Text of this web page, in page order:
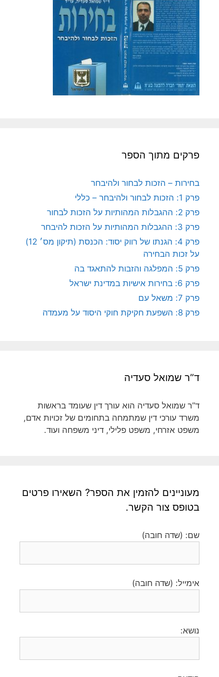
פרקים מתוך הספר
בחירות – הזכות לבחור ולהיבחר
פרק 1: הזכות לבחור ולהיבחר – כללי
פרק 2: ההגבלות המהותיות על הזכות לבחור
פרק 3: ההגבלות המהותיות על הזכות להיבחר
פרק 4: הגנתו של רווק יסוד: הכנסת (תיקון מס׳ 12)
על זכות הבחירה
פרק 5: המפלגה והזבות להתאגד בה
פרק 6: בחירות אישיות במדינת ישראל
פרק 7: משאל עם
פרק 8: השפעת חקיקת חוקי היסוד על מעמדה
ד”ר שמואל סעדיה
ד”ר שמואל סעדיה הוא עורך דין שעומד בראשות
משרד עורכי דין שמתמחה בתחומים של זכויות אדם,
משפט אזרחי, משפט פלילי, דיני משפחה ועוד.
מעוניינים להזמין את הספר? השאירו פרטים
בטופס צור הקשר.
שם: (שדה חובה)
אימייל: (שדה חובה)
נושא: